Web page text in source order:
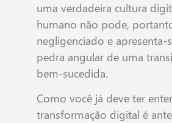
uma verdadeira cultura
humano não pode,
negligenciado e apresenta-
pedra angular de uma
bem-sucedida.
Como você já deve ter
transformação digital é